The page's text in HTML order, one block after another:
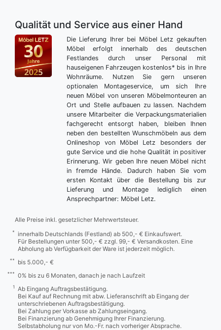
Qualität und Service aus einer Hand
Die Lieferung Ihrer bei Möbel Letz gekauften
Möbel erfolgt innerhalb des deutschen
Festlandes durch unser Personal mit
hauseigenen Fahrzeugen kostenlos* bis in Ihre
Wohnräume. Nutzen Sie gern unseren
optionalen Montageservice, um sich Ihre
neuen Möbel von unseren Möbelmonteuren an
Ort und Stelle aufbauen zu lassen. Nachdem
unsere Mitarbeiter die Verpackungsmaterialien
fachgerecht entsorgt haben, bleiben Ihnen
neben den bestellten Wunschmöbeln aus dem
Onlineshop von Möbel Letz besonders der
gute Service und die hohe Qualität in positiver
Erinnerung. Wir geben Ihre neuen Möbel nicht
in fremde Hände. Dadurch haben Sie vom
ersten Kontakt über die Bestellung bis zur
Lieferung und Montage lediglich einen
Ansprechpartner: Möbel Letz.
Alle Preise inkl. gesetzlicher Mehrwertsteuer.
*
innerhalb Deutschlands (Festland) ab 500,- € Einkaufswert.
Für Bestellungen unter 500,- € zzgl. 99,- € Versandkosten. Eine
Abholung ab Verfügbarkeit der Ware ist jederzeit möglich.
** bis 5.000,- €
*** 0% bis zu 6 Monaten, danach je nach Laufzeit
1
Ab Eingang Auftragsbestätigung.
Bei Kauf auf Rechnung mit abw. Lieferanschrift ab Eingang der
unterschriebenen Auftragsbestätigung.
Bei Zahlung per Vorkasse ab Zahlungseingang.
Bei Finanzierung ab Genehmigung Ihrer Finanzierung.
Selbstabholung nur von Mo.-Fr. nach vorheriger Absprache.